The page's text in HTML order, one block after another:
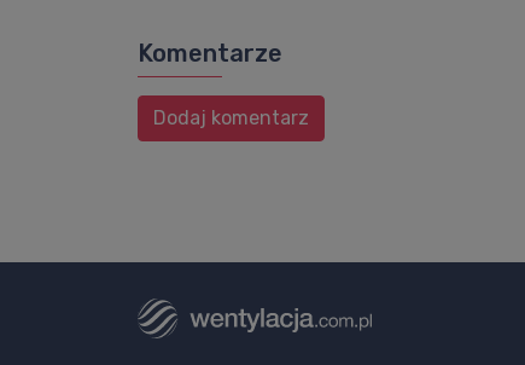
Komentarze
Dodaj komentarz